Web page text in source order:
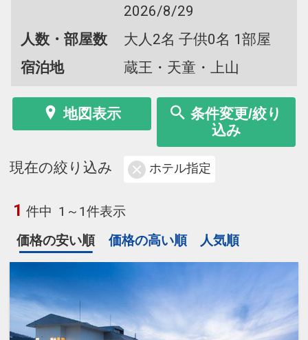
2026/8/29
人数・部屋数
大人2名 子供0名 1部屋
宿泊地
蔵王・天童・上山
地図表示
条件変更/絞り
込み
現在の絞り込み ホテル指定
1 件中 1～1件表示
価格の安い順
価格の高い順 人気順